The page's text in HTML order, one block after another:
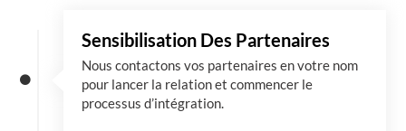
Sensibilisation Des Partenaires
Nous contactons vos partenaires en votre nom
pour lancer la relation et commencer le
processus d’intégration.